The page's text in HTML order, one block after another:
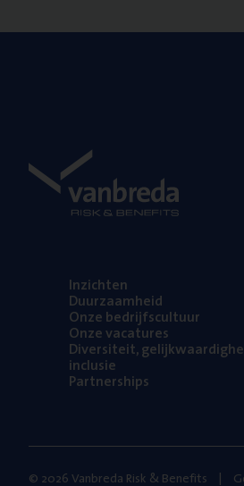
Inzich­ten
Duur­zaam­heid
Onze bedrijfs­cul­tuur
Onze vaca­tu­res
Diver­si­teit,
inclusie
Part­ner­ships
© 2026 Vanbreda Risk & Benefits